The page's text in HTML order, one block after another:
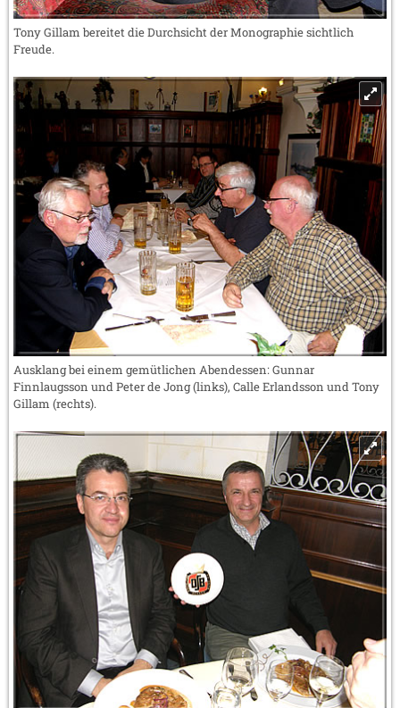
Tony Gillam bereitet die Durchsicht der Monographie sichtlich
Freude.
Ausklang bei einem gemütlichen Abendessen: Gunnar
Finnlaugsson und Peter de Jong (links), Calle Erlandsson und Tony
Gillam (rechts).